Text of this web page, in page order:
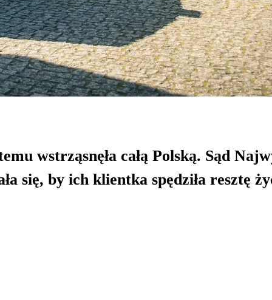
wstrząsnęła całą Polską. Sąd
się, by ich klientka spędziła resztę